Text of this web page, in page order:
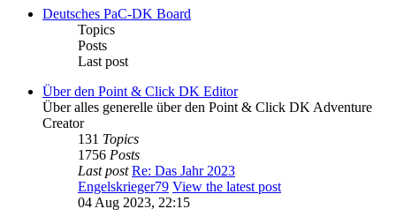
Deutsches PaC-DK Board
Topics
Posts
Last post
Über den Point & Click DK Editor
Über alles generelle über den Point & Click DK Adventure
Creator
131 Topics
1756 Posts
Last post Re: Das Jahr 2023
Engelskrieger79 View the latest post
04 Aug 2023, 22:15